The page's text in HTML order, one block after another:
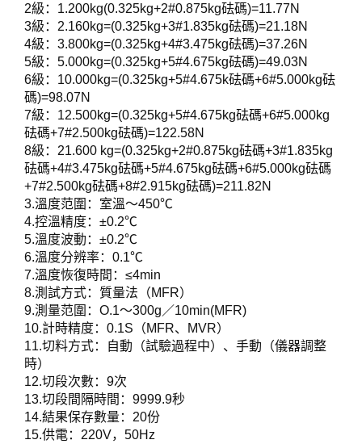
2級：1.200kg(0.325kg+2#0.875kg砝碼)=11.77N
3級：2.160kg=(0.325kg+3#1.835kg砝碼)=21.18N
4級：3.800kg=(0.325kg+4#3.475kg砝碼)=37.26N
5級：5.000kg=(0.325kg+5#4.675kg砝碼)=49.03N
6級：10.000kg=(0.325kg+5#4.675k砝碼+6#5.000kg砝
碼)=98.07N
7級：12.500kg=(0.325kg+5#4.675kg砝碼+6#5.000kg
砝碼+7#2.500kg砝碼)=122.58N
8級：21.600 kg=(0.325kg+2#0.875kg砝碼+3#1.835kg
砝碼+4#3.475kg砝碼+5#4.675kg砝碼+6#5.000kg砝碼
+7#2.500kg砝碼+8#2.915kg砝碼)=211.82N
3.溫度范圍：室溫～450℃
4.控溫精度：±0.2℃
5.溫度波動：±0.2℃
6.溫度分辨率：0.1℃
7.溫度恢復時間：≤4min
8.測試方式：質量法（MFR）
9.測量范圍：O.1～300g／10min(MFR)
10.計時精度：0.1S（MFR、MVR）
11.切料方式：自動（試驗過程中）、手動（儀器調整
時）
12.切段次數：9次
13.切段間隔時間：9999.9秒
14.結果保存數量：20份
15.供電：220V，50Hz